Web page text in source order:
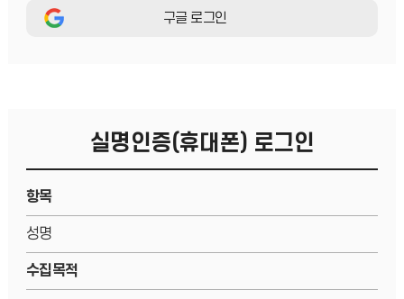
구글 로그인
실명인증(휴대폰) 로그인
항목
성명
수집목적